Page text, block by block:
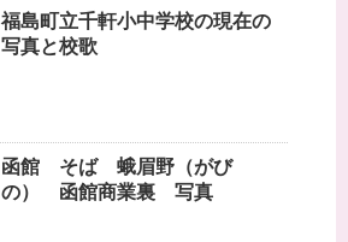
福島町立千軒小中学校の現在の
写真と校歌
函館 そば 蛾眉野（がび
の） 函館商業裏 写真